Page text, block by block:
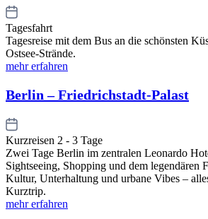
Tagesfahrt
Tagesreise mit dem Bus an die schönsten
Ostsee-Strände.
mehr erfahren
Berlin – Friedrichstadt-Palast
Kurzreisen 2 - 3 Tage
Zwei Tage Berlin im zentralen Leonardo
Sightseeing, Shopping und dem legendären
Kultur, Unterhaltung und urbane Vibes –
Kurztrip.
mehr erfahren